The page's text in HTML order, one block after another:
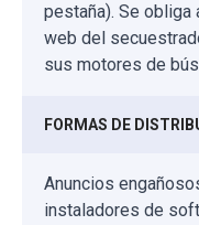
pestaña). Se
web del
sus motores de
FORMAS DE
Anuncios
instaladores de